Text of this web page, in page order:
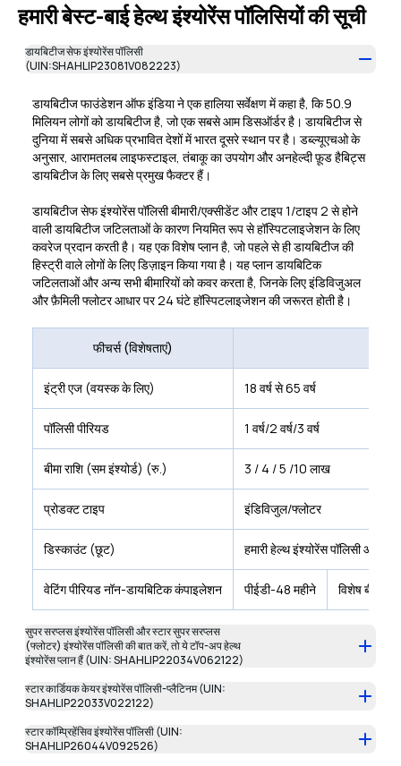
हमारी बेस्ट-बाई हेल्थ इंश्योरेंस पॉलिसियों की सूची
डायबिटीज सेफ इंश्योरेंस पॉलिसी
(UIN:SHAHLIP23081V082223)
डायबिटीज फाउंडेशन ऑफ इंडिया ने एक हालिया सर्वेक्षण में कहा है, कि 50.9
मिलियन लोगों को डायबिटीज है, जो एक सबसे आम डिसऑर्डर है। डायबिटीज से
दुनिया में सबसे अधिक प्रभावित देशों में भारत दूसरे स्थान पर है। डब्ल्यूएचओ के
अनुसार, आरामतलब लाइफस्टाइल, तंबाकू का उपयोग और अनहेल्दी फ़ूड हैबिट्स
डायबिटीज के लिए सबसे प्रमुख फैक्टर हैं।
डायबिटीज सेफ इंश्योरेंस पॉलिसी बीमारी/एक्सीडेंट और टाइप 1/टाइप 2 से होने
वाली डायबिटीज जटिलताओं के कारण नियमित रूप से हॉस्पिटलाइजेशन के लिए
कवरेज प्रदान करती है। यह एक विशेष प्लान है, जो पहले से ही डायबिटीज की
हिस्ट्री वाले लोगों के लिए डिज़ाइन किया गया है। यह प्लान डायबिटिक
जटिलताओं और अन्य सभी बीमारियों को कवर करता है, जिनके लिए इंडिविजुअल
और फ़ैमिली फ्लोटर आधार पर 24 घंटे हॉस्पिटलाइजेशन की जरूरत होती है।
फीचर्स (विशेषताएं)
इंट्री एज (वयस्क के लिए) 18 वर्ष से 65 वर्ष
पॉलिसी पीरियड 1 वर्ष/2 वर्ष/3 वर्ष
बीमा राशि (सम इंश्योर्ड) (रु.) 3 / 4 / 5 /10 लाख
प्रोडक्ट टाइप इंडिविजुल/फ्लोटर
डिस्काउंट (छूट) हमारी हेल्थ इंश्योरेंस पॉलिसी
वेटिंग पीरियड नॉन-डायबिटिक कंपाइलेशन पीईडी-48 महीने विशेष
सुपर सरप्लस इंश्योरेंस पॉलिसी और स्टार सुपर सरप्लस
(फ्लोटर) इंश्योरेंस पॉलिसी की बात करें, तो ये टॉप-अप हेल्थ
इंश्योरेंस प्लान हैं (UIN: SHAHLIP22034V062122)
स्टार कार्डियक केयर इंश्योरेंस पॉलिसी-प्लैटिनम (UIN:
SHAHLIP22033V022122)
स्टार कॉम्प्रिहेंसिव इंश्योरेंस पॉलिसी (UIN:
SHAHLIP26044V092526)